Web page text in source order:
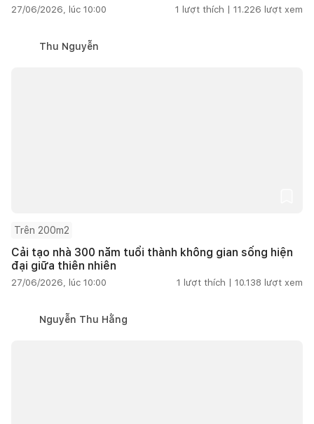
27/06/2026, lúc 10:00 1 lượt thích | 11.226 lượt xem
Thu Nguyễn
Trên 200m2
Cải tạo nhà 300 năm tuổi thành không gian sống hiện
đại giữa thiên nhiên
27/06/2026, lúc 10:00 1 lượt thích | 10.138 lượt xem
Nguyễn Thu Hằng